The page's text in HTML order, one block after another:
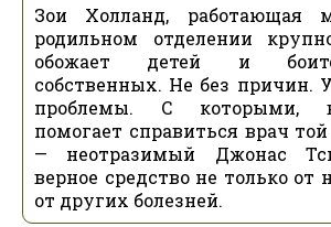
Зои Холланд, работающая
родильном отделении
обожает детей и
собственных. Не без причин.
проблемы. С которыми,
помогает справиться врач
— неотразимый Джонас
верное средство не только от
от других болезней.